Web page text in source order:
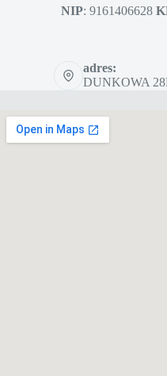
NIP: 9161406628
adres:
DUNKOWA